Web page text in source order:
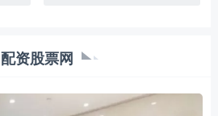
配资股票网